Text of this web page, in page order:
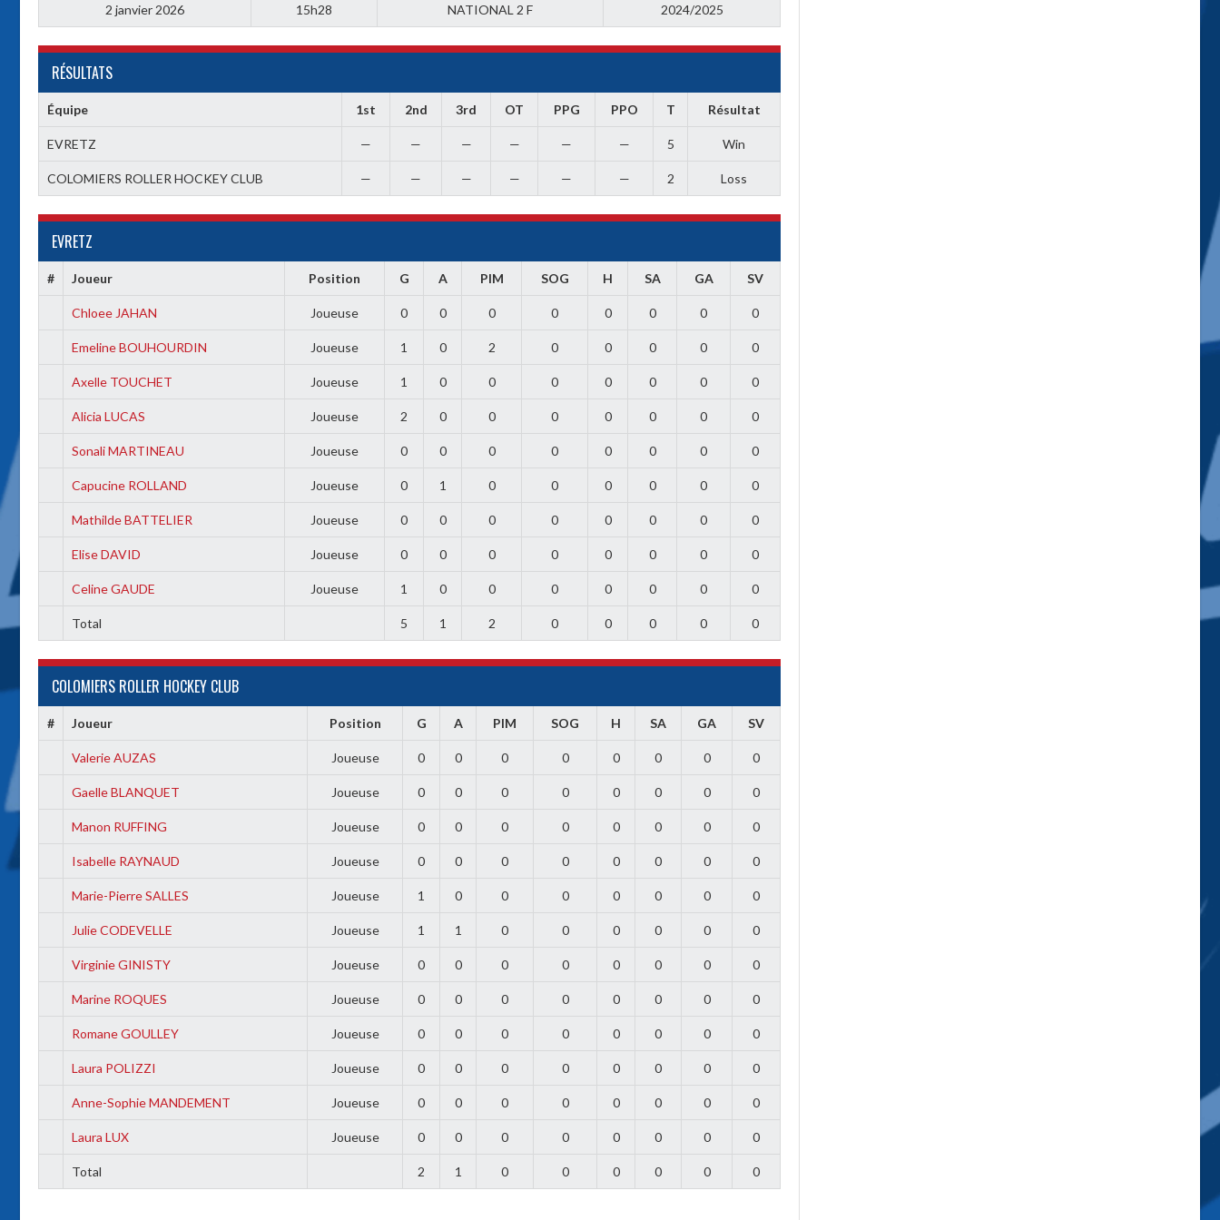
2 janvier 2026 15h28 NATIONAL 2 F 2024/2025
RÉSULTATS
Équipe 1st 2nd 3rd OT PPG PPO T Résultat
EVRETZ — — — — — — 5 Win
COLOMIERS ROLLER HOCKEY CLUB — — — — — — 2 Loss
EVRETZ
# Joueur Position G A PIM SOG H SA GA SV
Chloee JAHAN Joueuse 0 0 0 0 0 0 0 0
Emeline BOUHOURDIN Joueuse 1 0 2 0 0 0 0 0
Axelle TOUCHET Joueuse 1 0 0 0 0 0 0 0
Alicia LUCAS Joueuse 2 0 0 0 0 0 0 0
Sonali MARTINEAU Joueuse 0 0 0 0 0 0 0 0
Capucine ROLLAND Joueuse 0 1 0 0 0 0 0 0
Mathilde BATTELIER Joueuse 0 0 0 0 0 0 0 0
Elise DAVID Joueuse 0 0 0 0 0 0 0 0
Celine GAUDE Joueuse 1 0 0 0 0 0 0 0
Total 5 1 2 0 0 0 0 0
COLOMIERS ROLLER HOCKEY CLUB
# Joueur Position G A PIM SOG H SA GA SV
Valerie AUZAS Joueuse 0 0 0 0 0 0 0 0
Gaelle BLANQUET Joueuse 0 0 0 0 0 0 0 0
Manon RUFFING Joueuse 0 0 0 0 0 0 0 0
Isabelle RAYNAUD Joueuse 0 0 0 0 0 0 0 0
Marie-Pierre SALLES Joueuse 1 0 0 0 0 0 0 0
Julie CODEVELLE Joueuse 1 1 0 0 0 0 0 0
Virginie GINISTY Joueuse 0 0 0 0 0 0 0 0
Marine ROQUES Joueuse 0 0 0 0 0 0 0 0
Romane GOULLEY Joueuse 0 0 0 0 0 0 0 0
Laura POLIZZI Joueuse 0 0 0 0 0 0 0 0
Anne-Sophie MANDEMENT Joueuse 0 0 0 0 0 0 0 0
Laura LUX Joueuse 0 0 0 0 0 0 0 0
Total 2 1 0 0 0 0 0 0